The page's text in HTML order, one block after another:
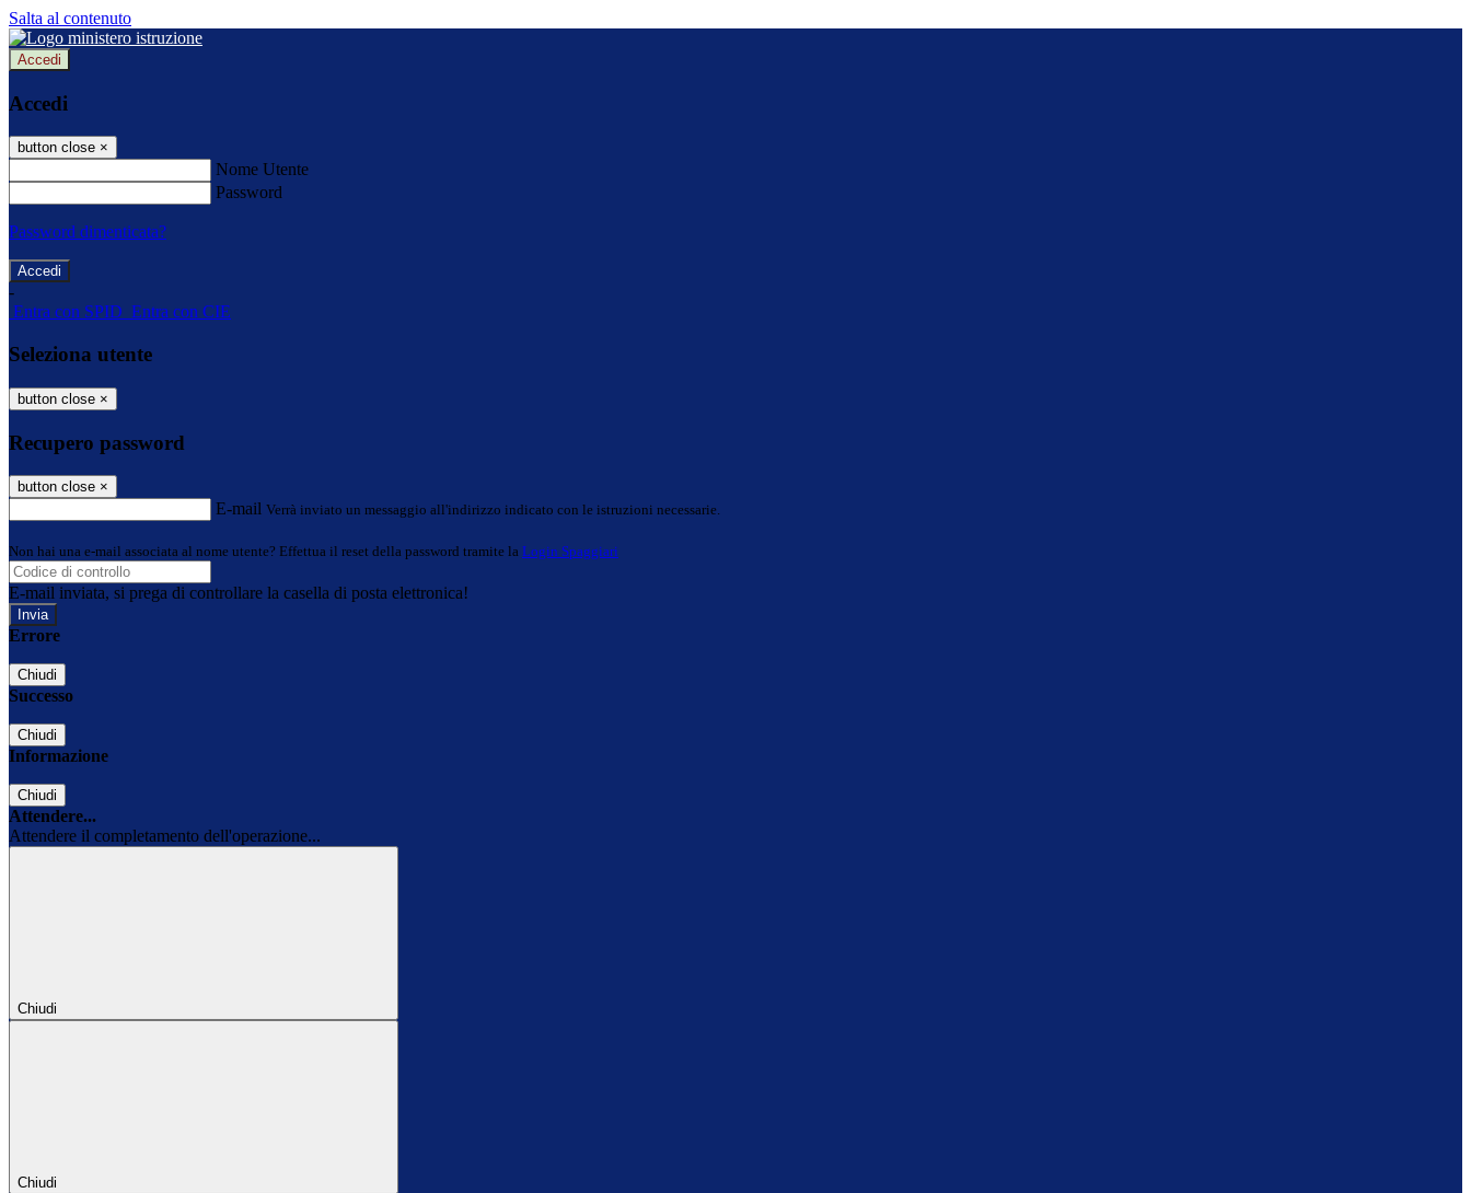
Salta al contenuto
Accedi
Accedi
button close ×
Nome Utente
Password
Password dimenticata?
-
Entra con SPID Entra con CIE
Seleziona utente
button close ×
Recupero password
button close ×
E-mail Verrà inviato un messaggio all'indirizzo indicato con le istruzioni necessarie.
Non hai una e-mail associata al nome utente? Effettua il reset della password tramite la Login Spaggiari
E-mail inviata, si prega di controllare la casella di posta elettronica!
Errore
Chiudi
Successo
Chiudi
Informazione
Chiudi
Attendere...
Attendere il completamento dell'operazione...
Chiudi
Chiudi